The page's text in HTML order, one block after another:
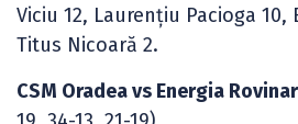
Viciu 12, Laurențiu Pacioga 10,
Titus Nicoară 2.
CSM Oradea vs Energia